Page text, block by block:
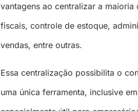
vantagens ao centralizar a
fiscais, controle de estoque,
vendas, entre outras.
Essa centralização possibilita o
uma única ferramenta, inclusive